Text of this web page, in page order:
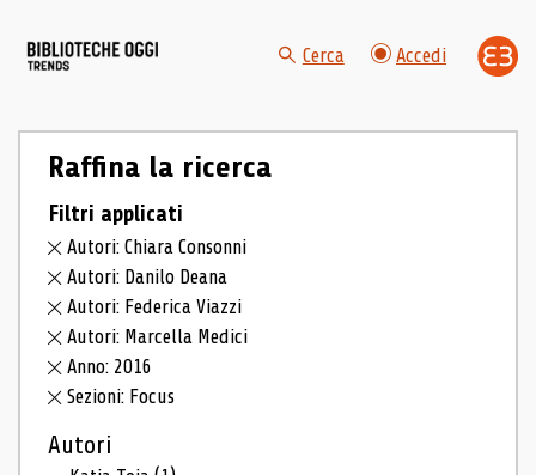
Cerca Accedi
Raffina la ricerca
Filtri applicati
Autori: Chiara Consonni
Autori: Danilo Deana
Autori: Federica Viazzi
Autori: Marcella Medici
Anno: 2016
Sezioni: Focus
Autori